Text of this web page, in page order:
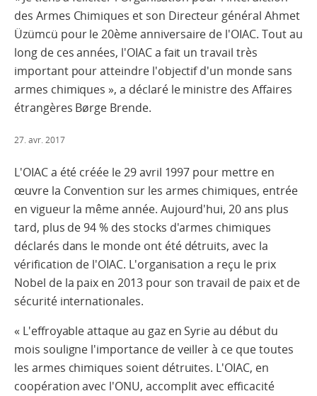
des Armes Chimiques et son Directeur général Ahmet
Üzümcü pour le 20ème anniversaire de l'OIAC. Tout au
long de ces années, l'OIAC a fait un travail très
important pour atteindre l'objectif d'un monde sans
armes chimiques », a déclaré le ministre des Affaires
étrangères Børge Brende.
27. avr. 2017
L'OIAC a été créée le 29 avril 1997 pour mettre en
œuvre la Convention sur les armes chimiques, entrée
en vigueur la même année. Aujourd'hui, 20 ans plus
tard, plus de 94 % des stocks d'armes chimiques
déclarés dans le monde ont été détruits, avec la
vérification de l'OIAC. L'organisation a reçu le prix
Nobel de la paix en 2013 pour son travail de paix et de
sécurité internationales.
« L'effroyable attaque au gaz en Syrie au début du
mois souligne l'importance de veiller à ce que toutes
les armes chimiques soient détruites. L'OIAC, en
coopération avec l'ONU, accomplit avec efficacité